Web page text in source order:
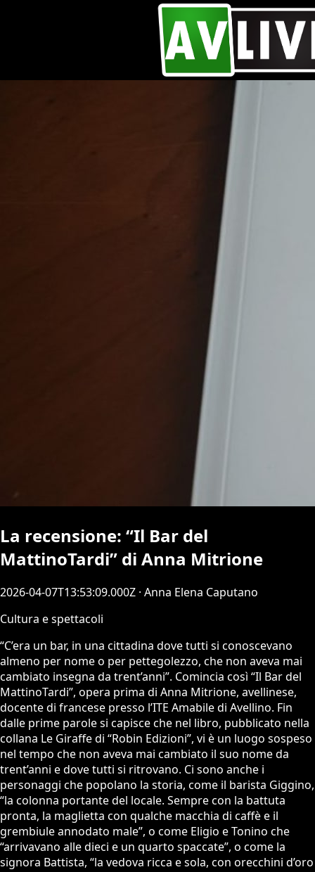
La recensione: “Il Bar del
MattinoTardi” di Anna Mitrione
2026-04-07T13:53:09.000Z · Anna Elena Caputano
Cultura e spettacoli
“C’era un bar, in una cittadina dove tutti si conoscevano
almeno per nome o per pettegolezzo, che non aveva mai
cambiato insegna da trent’anni”. Comincia così “Il Bar del
MattinoTardi”, opera prima di Anna Mitrione, avellinese,
docente di francese presso l’ITE Amabile di Avellino. Fin
dalle prime parole si capisce che nel libro, pubblicato nella
collana Le Giraffe di “Robin Edizioni”, vi è un luogo sospeso
nel tempo che non aveva mai cambiato il suo nome da
trent’anni e dove tutti si ritrovano. Ci sono anche i
personaggi che popolano la storia, come il barista Giggino,
“la colonna portante del locale. Sempre con la battuta
pronta, la maglietta con qualche macchia di caffè e il
grembiule annodato male”, o come Eligio e Tonino che
“arrivavano alle dieci e un quarto spaccate”, o come la
signora Battista, “la vedova ricca e sola, con orecchini d’oro